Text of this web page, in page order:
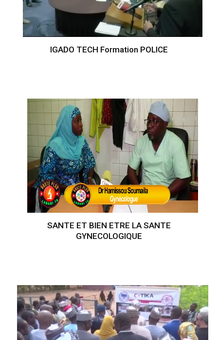
IGADO TECH Formation POLICE
SANTE ET BIEN ETRE LA SANTE
GYNECOLOGIQUE